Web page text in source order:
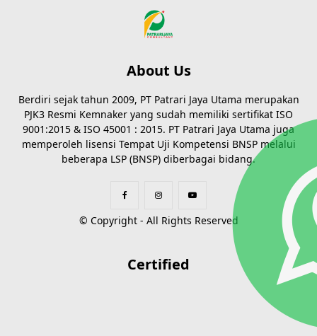
About Us
Berdiri sejak tahun 2009, PT Patrari Jaya Utama merupakan
PJK3 Resmi Kemnaker yang sudah memiliki sertifikat ISO
9001:2015 & ISO 45001 : 2015. PT Patrari Jaya Utama juga
memperoleh lisensi Tempat Uji Kompetensi BNSP melalui
beberapa LSP (BNSP) diberbagai bidang.
© Copyright - All Rights Reserved
Certified